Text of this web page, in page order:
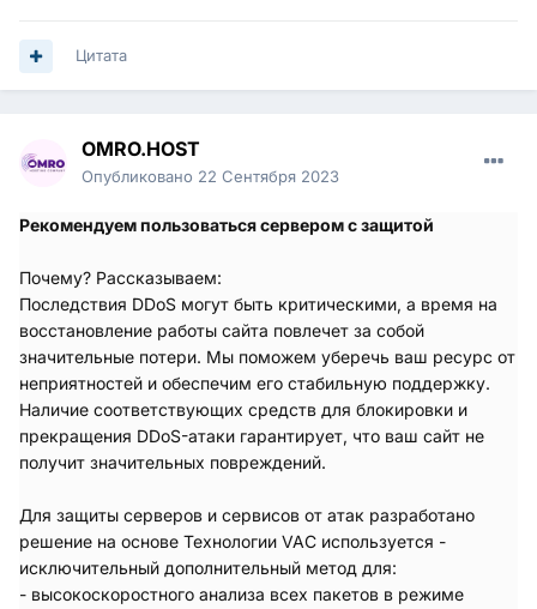
Цитата
OMRO.HOST
Опубликовано 22 Сентября 2023
Рекомендуем пользоваться сервером с защитой
Почему? Рассказываем:
Последствия DDoS могут быть критическими, а время на
восстановление работы сайта повлечет за собой
значительные потери. Мы поможем уберечь ваш ресурс от
неприятностей и обеспечим его стабильную поддержку.
Наличие соответствующих средств для блокировки и
прекращения DDoS-атаки гарантирует, что ваш сайт не
получит значительных повреждений.
Для защиты серверов и сервисов от атак разработано
решение на основе Технологии VAC используется -
исключительный дополнительный метод для:
- высокоскоростного анализа всех пакетов в режиме